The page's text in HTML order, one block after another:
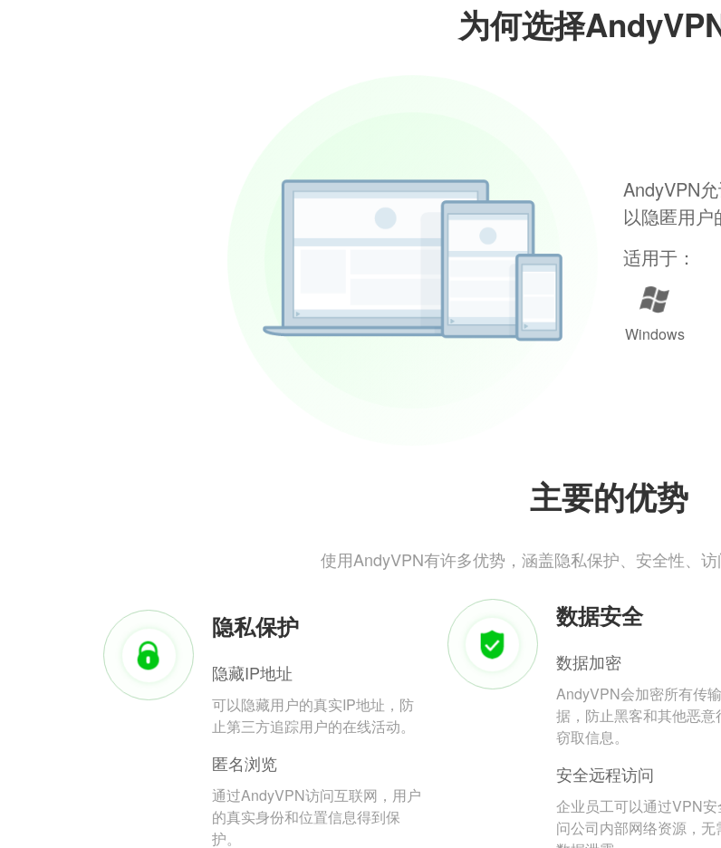
为何选择
AndyVPN
以隐匿用户
适用于：
Windows
主要的优势
使用AndyVPN有许多优势，涵盖隐私保护、安全性、
隐私保护
隐藏IP地址
可以隐藏用户的真实IP地址，防
止第三方追踪用户的在线活动。
匿名浏览
通过AndyVPN访问互联网，用户
的真实身份和位置信息得到保
护。
数据安全
数据加密
AndyVPN会加密所有传
据，防止黑客和其他恶意
窃取信息。
安全远程访问
企业员工可以通过VPN
问公司内部网络资源，无